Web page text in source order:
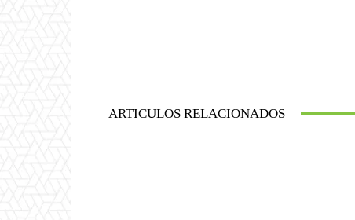
ARTICULOS RELACIONADOS